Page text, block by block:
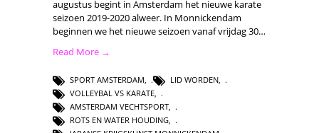
augustus begint in Amsterdam het nieuwe karate
seizoen 2019-2020 alweer. In Monnickendam
beginnen we het nieuwe seizoen vanaf vrijdag 30…
Read More →
SPORT AMSTERDAM, LID WORDEN,
VOLLEYBAL VS KARATE,
AMSTERDAM VECHTSPORT,
ROTS EN WATER HOUDING,